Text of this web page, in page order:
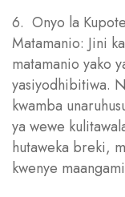
6. Onyo la
Matamanio: Jini
matamanio yako
yasiyodhibitiwa.
kwamba
ya wewe
hutaweka breki,
kwenye